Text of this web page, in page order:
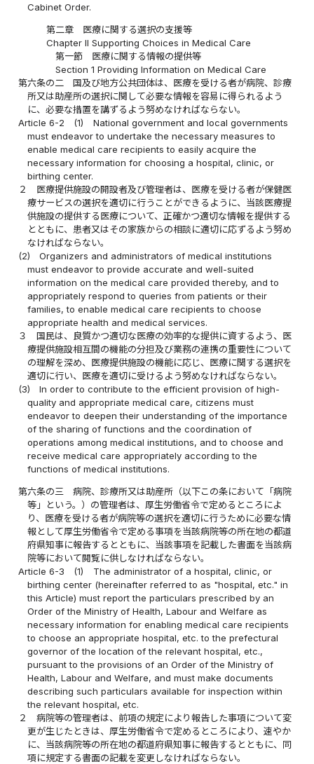
Cabinet Order.
第二章 医療に関する選択の支援等
Chapter II Supporting Choices in Medical Care
第一節 医療に関する情報の提供等
Section 1 Providing Information on Medical Care
第六条の二
国及び地方公共団体は、医療を受ける者が病院、診療
所又は助産所の選択に関して必要な情報を容易に得られるよう
に、必要な措置を講ずるよう努めなければならない。
Article 6-2
(1)
National government and local governments
must endeavor to undertake the necessary measures to
enable medical care recipients to easily acquire the
necessary information for choosing a hospital, clinic, or
birthing center.
２
医療提供施設の開設者及び管理者は、医療を受ける者が保健医
療サービスの選択を適切に行うことができるように、当該医療提
供施設の提供する医療について、正確かつ適切な情報を提供する
とともに、患者又はその家族からの相談に適切に応ずるよう努め
なければならない。
(2)
Organizers and administrators of medical institutions
must endeavor to provide accurate and well-suited
information on the medical care provided thereby, and to
appropriately respond to queries from patients or their
families, to enable medical care recipients to choose
appropriate health and medical services.
３
国民は、良質かつ適切な医療の効率的な提供に資するよう、医
療提供施設相互間の機能の分担及び業務の連携の重要性について
の理解を深め、医療提供施設の機能に応じ、医療に関する選択を
適切に行い、医療を適切に受けるよう努めなければならない。
(3)
In order to contribute to the efficient provision of high-
quality and appropriate medical care, citizens must
endeavor to deepen their understanding of the importance
of the sharing of functions and the coordination of
operations among medical institutions, and to choose and
receive medical care appropriately according to the
functions of medical institutions.
第六条の三
病院、診療所又は助産所（以下この条において「病院
等」という。）の管理者は、厚生労働省令で定めるところによ
り、医療を受ける者が病院等の選択を適切に行うために必要な情
報として厚生労働省令で定める事項を当該病院等の所在地の都道
府県知事に報告するとともに、当該事項を記載した書面を当該病
院等において閲覧に供しなければならない。
Article 6-3
(1)
The administrator of a hospital, clinic, or
birthing center (hereinafter referred to as "hospital, etc." in
this Article) must report the particulars prescribed by an
Order of the Ministry of Health, Labour and Welfare as
necessary information for enabling medical care recipients
to choose an appropriate hospital, etc. to the prefectural
governor of the location of the relevant hospital, etc.,
pursuant to the provisions of an Order of the Ministry of
Health, Labour and Welfare, and must make documents
describing such particulars available for inspection within
the relevant hospital, etc.
２
病院等の管理者は、前項の規定により報告した事項について変
更が生じたときは、厚生労働省令で定めるところにより、速やか
に、当該病院等の所在地の都道府県知事に報告するとともに、同
項に規定する書面の記載を変更しなければならない。